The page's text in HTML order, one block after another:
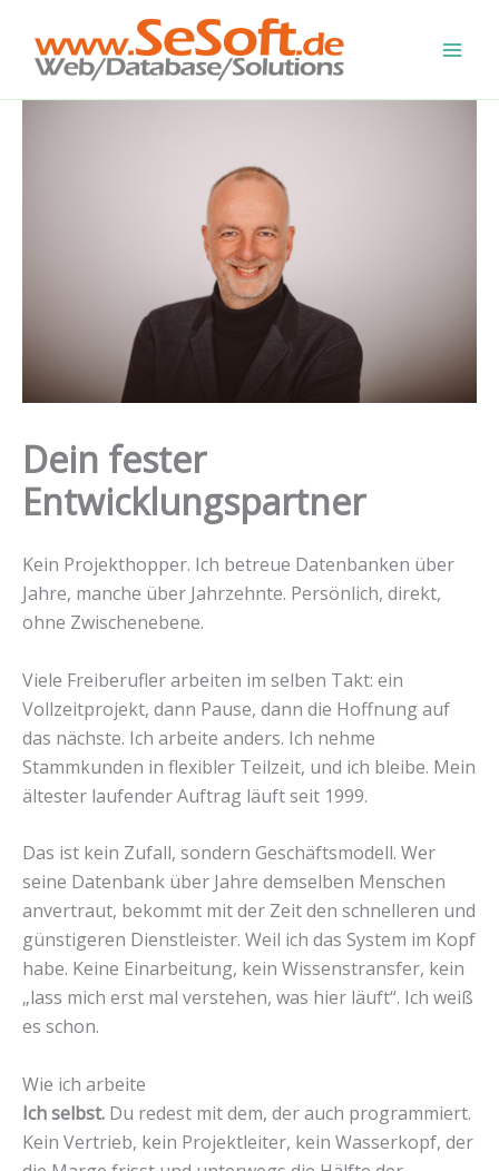
Inhalt
springen
Dein fester
Entwicklungspartner
Kein Projekthopper. Ich betreue Datenbanken über
Jahre, manche über Jahrzehnte. Persönlich, direkt,
ohne Zwischenebene.
Viele Freiberufler arbeiten im selben Takt: ein
Vollzeitprojekt, dann Pause, dann die Hoffnung auf
das nächste. Ich arbeite anders. Ich nehme
Stammkunden in flexibler Teilzeit, und ich bleibe. Mein
ältester laufender Auftrag läuft seit 1999.
Das ist kein Zufall, sondern Geschäftsmodell. Wer
seine Datenbank über Jahre demselben Menschen
anvertraut, bekommt mit der Zeit den schnelleren und
günstigeren Dienstleister. Weil ich das System im Kopf
habe. Keine Einarbeitung, kein Wissenstransfer, kein
„lass mich erst mal verstehen, was hier läuft“. Ich weiß
es schon.
Wie ich arbeite
Ich selbst. Du redest mit dem, der auch programmiert.
Kein Vertrieb, kein Projektleiter, kein Wasserkopf, der